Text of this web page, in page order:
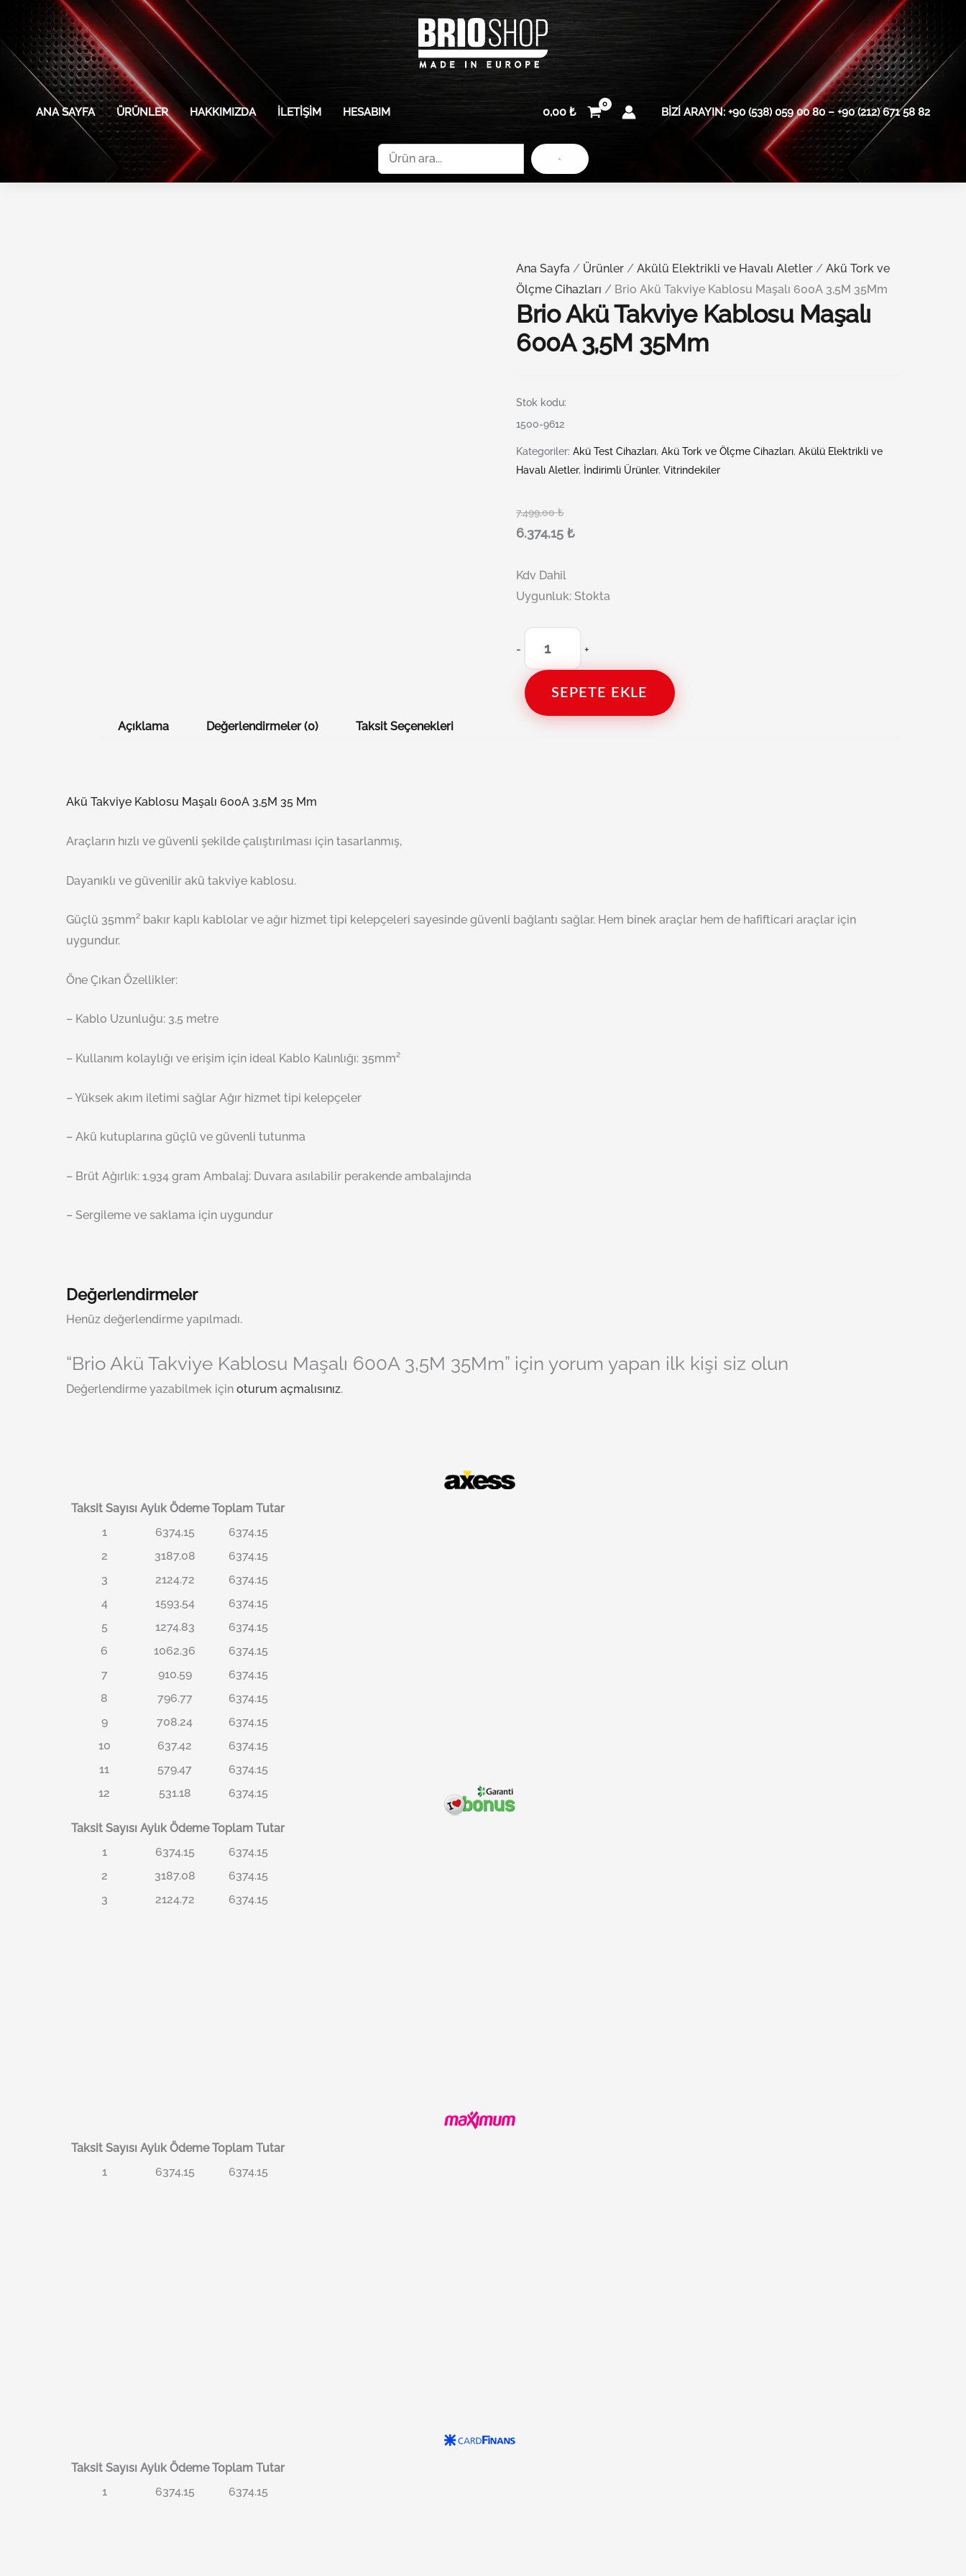
ANA SAYFA ÜRÜNLER HAKKIMIZDA İLETIŞIM HESABIM 0,00 ₺ BIZI ARAYIN: +90 (538) 059 00 80 – +90 (212) 671 58 82
Ara
Ana Sayfa / Ürünler /Akülü Elektrikli ve Havalı Aletler /Akü Tork ve
Ölçme Cihazları / Brio Akü Takviye Kablosu Maşalı 600A 3,5M 35Mm
Brio Akü Takviye Kablosu Maşalı
600A 3,5M 35Mm
Stok kodu:
1500-9612
Kategoriler:Akü Test Cihazları,Akü Tork ve Ölçme Cihazları,Akülü Elektrikli ve
Havalı Aletler, İndirimli Ürünler,Vitrindekiler
7.499,00₺
6.374,15₺
Kdv Dahil
Uygunluk: Stokta
-
Brio
Akü
Takviye
Kablosu
Maşalı
600A
35Mm
adet
+
SEPETE EKLE
Açıklama Değerlendirmeler (0) Taksit Seçenekleri
Akü Takviye Kablosu Maşalı 600A 3,5M 35 Mm
Araçların hızlı ve güvenli şekilde çalıştırılması için tasarlanmış,
Dayanıklı ve güvenilir akü takviye kablosu.
Güçlü 35mm² bakır kaplı kablolar ve ağır hizmet tipi kelepçeleri sayesinde güvenli bağlantı sağlar. Hem binek araçlar hem de hafifticari araçlar için
uygundur.
Öne Çıkan Özellikler:
– Kablo Uzunluğu: 3,5 metre
– Kullanım kolaylığı ve erişim için ideal Kablo Kalınlığı: 35mm²
– Yüksek akım iletimi sağlar Ağır hizmet tipi kelepçeler
– Akü kutuplarına güçlü ve güvenli tutunma
– Brüt Ağırlık: 1.934 gram Ambalaj: Duvara asılabilir perakende ambalajında
– Sergileme ve saklama için uygundur
Değerlendirmeler
Henüz değerlendirme yapılmadı.
“Brio Akü Takviye Kablosu Maşalı 600A 3,5M 35Mm” için yorum yapan ilk kişi siz olun
Değerlendirme yazabilmek için oturum açmalısınız.
Taksit Sayısı Aylık Ödeme Toplam Tutar
1
6374.15
6374.15
2
3187.08
6374.15
3
2124.72
6374.15
4
1593.54
6374.15
5
1274.83
6374.15
6
1062.36
6374.15
7
910.59
6374.15
8
796.77
6374.15
9
708.24
6374.15
10
637.42
6374.15
11
579.47
6374.15
12
531.18 6374.15
Taksit Sayısı Aylık Ödeme Toplam Tutar
1
6374.15
6374.15
2
3187.08
6374.15
3
2124.72 6374.15
Taksit Sayısı Aylık Ödeme Toplam Tutar
1
6374.15 6374.15
Taksit Sayısı Aylık Ödeme Toplam Tutar
1
6374.15 6374.15
600A
3,5M
35Mm
adet